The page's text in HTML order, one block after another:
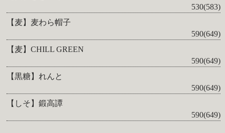
530(583)
【麦】麦わら帽子
590(649)
【麦】CHILL GREEN
590(649)
【黒糖】れんと
590(649)
【しそ】鍛高譚
590(649)